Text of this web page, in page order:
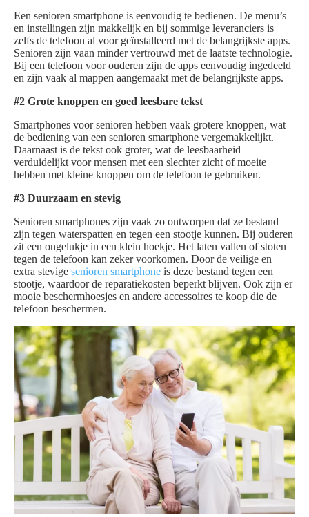
Een senioren smartphone is eenvoudig te bedienen. De menu’s
en instellingen zijn makkelijk en bij sommige leveranciers is
zelfs de telefoon al voor geïnstalleerd met de belangrijkste apps.
Senioren zijn vaan minder vertrouwd met de laatste technologie.
Bij een telefoon voor ouderen zijn de apps eenvoudig ingedeeld
en zijn vaak al mappen aangemaakt met de belangrijkste apps.
#2 Grote knoppen en goed leesbare tekst
Smartphones voor senioren hebben vaak grotere knoppen, wat
de bediening van een senioren smartphone vergemakkelijkt.
Daarnaast is de tekst ook groter, wat de leesbaarheid
verduidelijkt voor mensen met een slechter zicht of moeite
hebben met kleine knoppen om de telefoon te gebruiken.
#3 Duurzaam en stevig
Senioren smartphones zijn vaak zo ontworpen dat ze bestand
zijn tegen waterspatten en tegen een stootje kunnen. Bij ouderen
zit een ongelukje in een klein hoekje. Het laten vallen of stoten
tegen de telefoon kan zeker voorkomen. Door de veilige en
extra stevige senioren smartphone is deze bestand tegen een
stootje, waardoor de reparatiekosten beperkt blijven. Ook zijn er
mooie beschermhoesjes en andere accessoires te koop die de
telefoon beschermen.